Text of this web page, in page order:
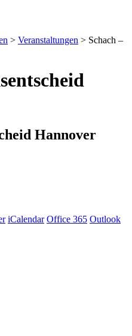
> Veranstaltungen > Schach –
Hannover
iCalendar Office 365 Outlook